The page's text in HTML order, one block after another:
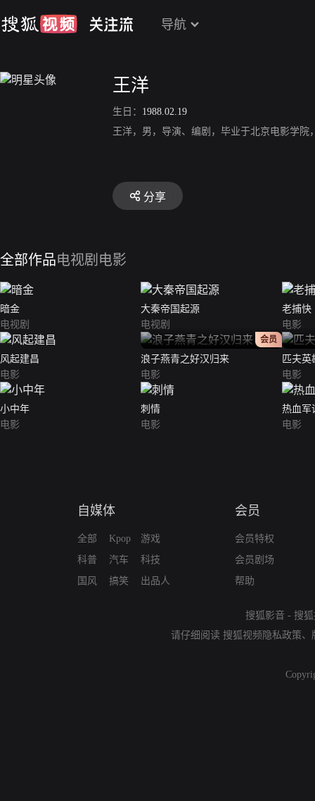
导航
王洋
生日： 1988.02.19
王洋，男，导演、编剧，毕业于北京电影学院
分享
全部作品电视剧 电影
暗金
电视剧
大秦帝国起源
电视剧
老捕快
电影
风起建昌
电影
正片
会员
浪子燕青之好汉归来
电影
匹夫英
电影
小中年
电影
刺情
电影
热血军
电影
自媒体
全部
科普
国风
Kpop
汽车
搞笑
游戏
科技
出品人
会员
会员特权
会员剧场
帮助
搜狐影音 - 搜
请仔细阅读 搜狐视频隐私政策、